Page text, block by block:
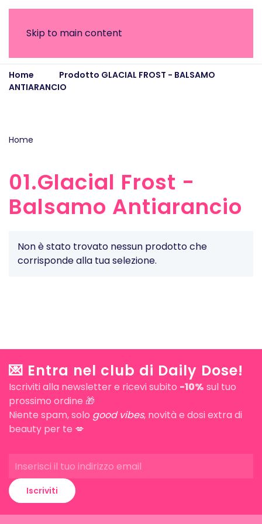
Skip to main content
Home
Prodotto GLACIAL FROST - BALSAMO
ANTIARANCIO
Home
01.Glacial Frost -
Balsamo Antiarancio
Non è stato trovato nessun prodotto che
corrisponde alla tua selezione.
💌 Entra nel club di Daily Dose!
Iscriviti alla newsletter e ricevi subito -10% sul tuo
prossimo ordine 🎁
Niente spam, solo good vibes, novità e dosi extra di
beauty per te 💋
Iscriviti